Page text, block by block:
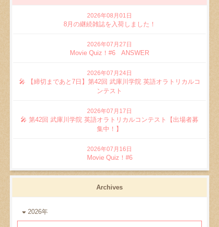
2026年08月01日
8月の継続雑誌を入荷しました！
2026年07月27日
Movie Quiz！#6 ANSWER
2026年07月24日
🎤 【締切まであと7日】第42回 武庫川学院 英語オラトリカルコ
ンテスト
2026年07月17日
🎤 第42回 武庫川学院 英語オラトリカルコンテスト【出場者募
集中！】
2026年07月16日
Movie Quiz！#6
Archives
2026年